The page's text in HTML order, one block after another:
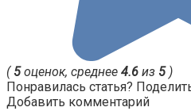
( 5оценок, среднее 4.6 из 5)
Понравилась статья?
Добавить комментарий